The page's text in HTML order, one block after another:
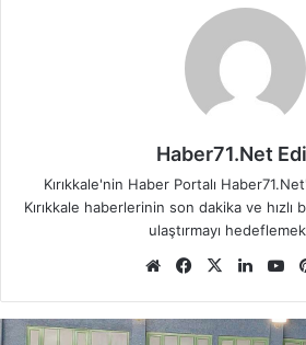
Haber71.Net
Kırıkkale'nin Haber Portalı
Kırıkkale haberlerinin son dakika ve
ulaştırmayı
We
sit
Fa
bo
X
Lin
dIn